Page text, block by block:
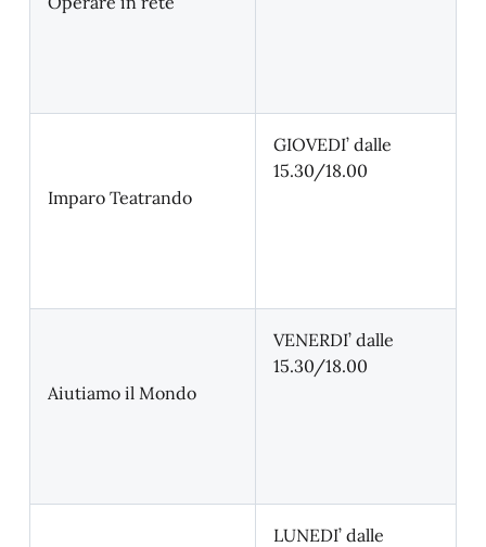
Imparo Teatrando
GIOVEDI’ dalle
15.30/18.00
Aiutiamo il Mondo
VENERDI’ dalle
15.30/18.00
LUNEDI’ dalle